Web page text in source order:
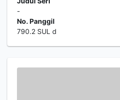
-
No. Panggil
790.2 SUL d